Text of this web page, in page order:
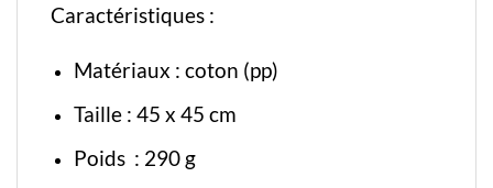
Caractéristiques :
Matériaux : coton (pp)
Taille : 45 x 45 cm
Poids : 290 g